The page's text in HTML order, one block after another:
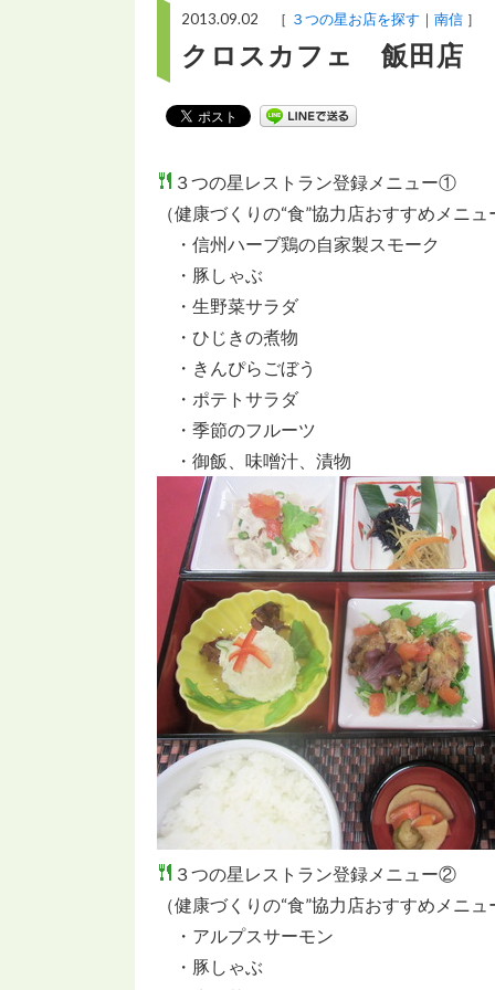
2013.09.02 ［ ３つの星お店を探す 南信 ］
クロスカフェ 飯田店
３つの星レストラン登録メニュー①
（健康づくりの“食”協力店おすすめメニュ
・信州ハーブ鶏の自家製スモーク
・豚しゃぶ
・生野菜サラダ
・ひじきの煮物
・きんぴらごぼう
・ポテトサラダ
・季節のフルーツ
・御飯、味噌汁、漬物
３つの星レストラン登録メニュー②
（健康づくりの“食”協力店おすすめメニュ
・アルプスサーモン
・豚しゃぶ